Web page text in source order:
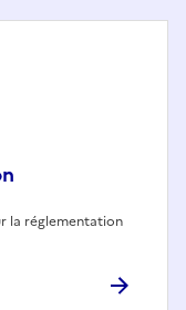
la réglementation